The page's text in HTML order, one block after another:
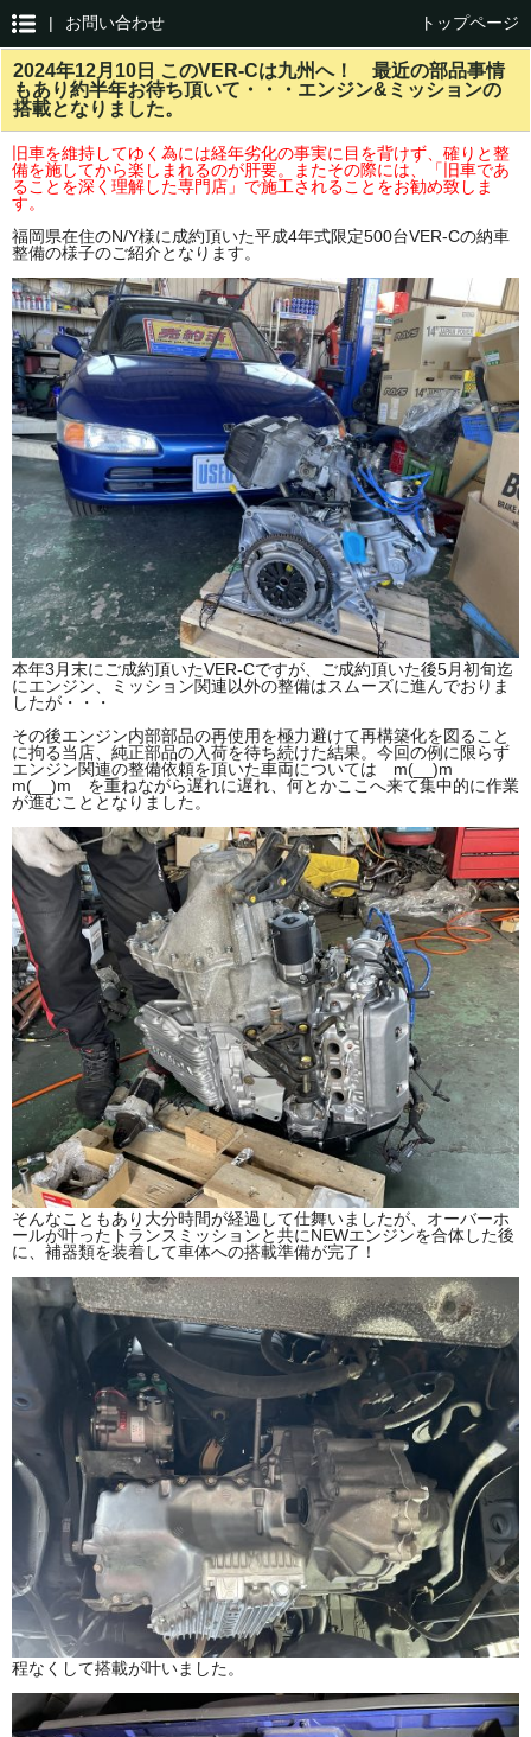
| お問い合わせ トップページ
2024年12月10日 このVER-Cは九州へ！ 最近の部品事情
もあり約半年お待ち頂いて・・・エンジン&ミッションの
搭載となりました。
旧車を維持してゆく為には経年劣化の事実に目を背けず、確りと整
備を施してから楽しまれるのが肝要。またその際には、「旧車であ
ることを深く理解した専門店」で施工されることをお勧め致しま
す。
福岡県在住のN/Y様に成約頂いた平成4年式限定500台VER-Cの納車
整備の様子のご紹介となります。
本年3月末にご成約頂いたVER-Cですが、ご成約頂いた後5月初旬迄
にエンジン、ミッション関連以外の整備はスムーズに進んでおりま
したが・・・
その後エンジン内部部品の再使用を極力避けて再構築化を図ること
に拘る当店、純正部品の入荷を待ち続けた結果。今回の例に限らず
エンジン関連の整備依頼を頂いた車両については m(__)m
m(__)m を重ねながら遅れに遅れ、何とかここへ来て集中的に作業
が進むこととなりました。
そんなこともあり大分時間が経過して仕舞いましたが、オーバーホ
ールが叶ったトランスミッションと共にNEWエンジンを合体した後
に、補器類を装着して車体への搭載準備が完了！
程なくして搭載が叶いました。